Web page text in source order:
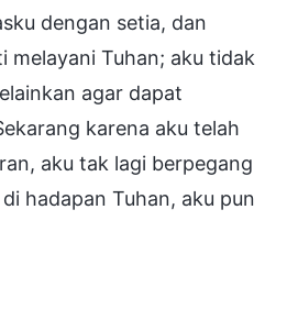
dengan setia, dan
melayani Tuhan; aku tidak
agar dapat
karena aku telah
aku tak lagi berpegang
hadapan Tuhan, aku pun